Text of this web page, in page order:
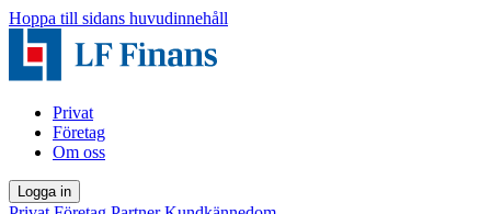
Hoppa till sidans huvudinnehåll
Privat
Företag
Om oss
Logga in